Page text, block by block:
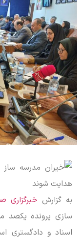
به گزارش خبرگزاری
سازی پرونده یکصد
اسناد و دادگستری